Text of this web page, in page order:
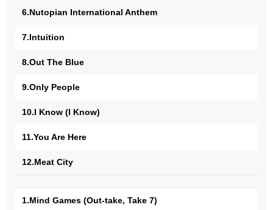
6.Nutopian International Anthem
7.Intuition
8.Out The Blue
9.Only People
10.I Know (I Know)
11.You Are Here
12.Meat City
1.Mind Games (Out-take, Take 7)